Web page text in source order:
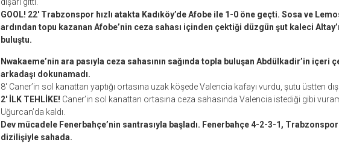
GOOL! 22′ Trabzonspor hızlı atakta Kadıköy’de Afobe ile 1-0 öne geçti. Sosa ve
ardından topu kazanan Afobe’nin ceza sahası içinden çektiği düzgün şut kaleci
buluştu.
Nwakaeme’nin ara pasıyla ceza sahasının sağında topla buluşan Abdülkadir’in içeri
arkadaşı dokunamadı.
8′ Caner’in sol kanattan yaptığı ortasına uzak köşede Valencia kafayı vurdu, şutu üstten
2′ İLK TEHLİKE! Caner’in sol kanattan ortasına ceza sahasında Valencia istediği gibi
Uğurcan’da kaldı.
Dev mücadele Fenerbahçe’nin santrasıyla başladı. Fenerbahçe 4-2-3-1,
dizilişiyle sahada.